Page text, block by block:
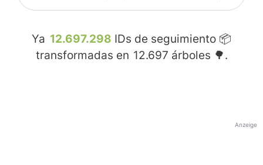
Ya 12.697.298 IDs de seguimiento 📦
transformadas en 12.697 árboles 🌳.
Anzeige